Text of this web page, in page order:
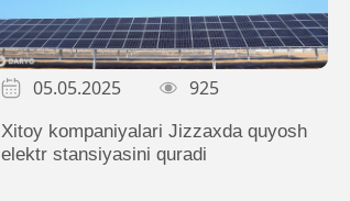
05.05.2025 925
Xitoy kompaniyalari Jizzaxda quyosh
elektr stansiyasini quradi